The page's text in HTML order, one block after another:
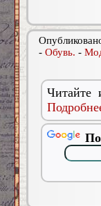
- Обувь. -
Читайте